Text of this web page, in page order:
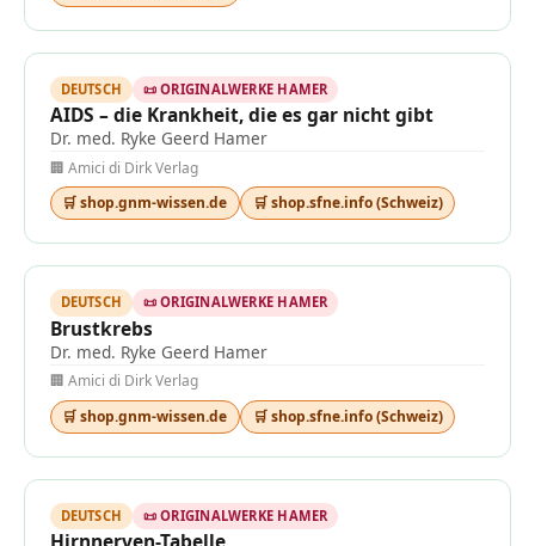
DEUTSCH 📜 ORIGINALWERKE HAMER
AIDS – die Krankheit, die es gar nicht gibt
Dr. med. Ryke Geerd Hamer
🏢 Amici di Dirk Verlag
🛒 shop.gnm-wissen.de
🛒 shop.sfne.info (Schweiz)
DEUTSCH 📜 ORIGINALWERKE HAMER
Brustkrebs
Dr. med. Ryke Geerd Hamer
🏢 Amici di Dirk Verlag
🛒 shop.gnm-wissen.de
🛒 shop.sfne.info (Schweiz)
DEUTSCH 📜 ORIGINALWERKE HAMER